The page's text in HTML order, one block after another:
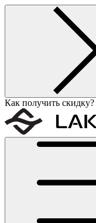
Как получить скидку?